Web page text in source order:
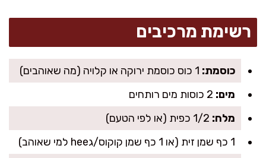
רשימת מרכיבים
כוסמת:
מים:
מלח:
1 כף שמן זית (או 1 כף שמן קוקוס/גhee למי שאוהב)